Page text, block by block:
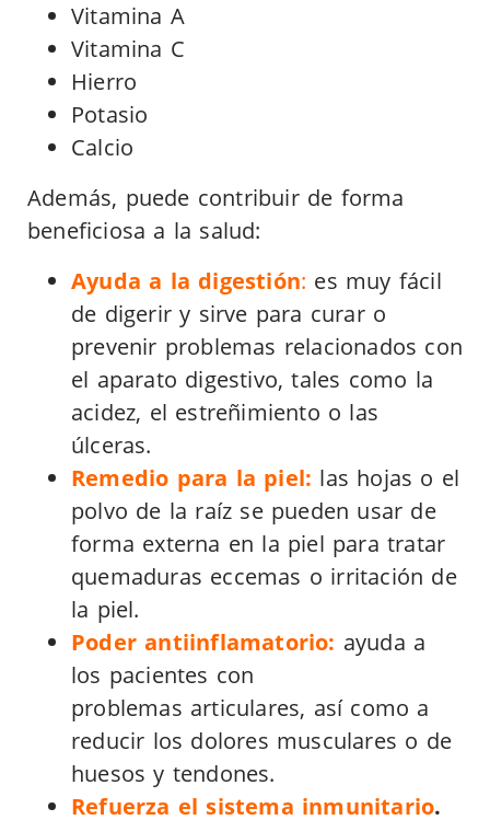
Vitamina A
Vitamina C
Hierro
Potasio
Calcio
Además, puede contribuir de forma
beneficiosa a la salud:
Ayuda a la digestión: es muy fácil
de digerir y sirve para curar o
prevenir problemas relacionados con
el aparato digestivo, tales como la
acidez, el estreñimiento o las
úlceras.
Remedio para la piel: las hojas o el
polvo de la raíz se pueden usar de
forma externa en la piel para tratar
quemaduras eccemas o irritación de
la piel.
Poder antiinflamatorio: ayuda a
los pacientes con
problemas articulares, así como a
reducir los dolores musculares o de
huesos y tendones.
Refuerza el sistema inmunitario.